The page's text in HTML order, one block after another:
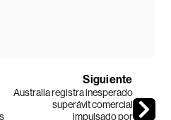
Siguiente
Australia registra inesperado
superávit comercial
impulsado por